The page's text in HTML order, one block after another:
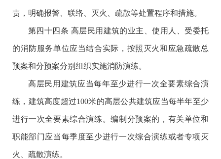
责，明确报警、联络、灭火、疏散等处置程序和措施。
第四十四条 高层民用建筑的业主、使用人、受委托
的消防服务单位应当结合实际，按照灭火和应急疏散总
预案和分预案分别组织实施消防演练。
高层民用建筑应当每年至少进行一次全要素综合演
练，建筑高度超过100米的高层公共建筑应当每半年至少
进行一次全要素综合演练。编制分预案的，有关单位和
职能部门应当每季度至少进行一次综合演练或者专项灭
火、疏散演练。